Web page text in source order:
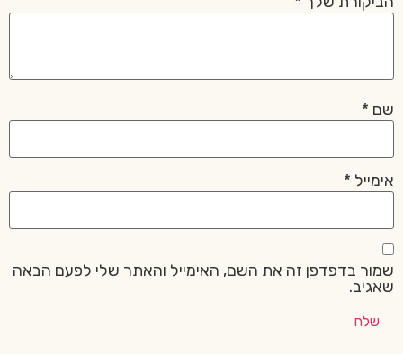
שם *
אימייל *
שמור בדפדפן זה את השם, האימייל והאתר שלי לפעם הבאה
שאגיב.